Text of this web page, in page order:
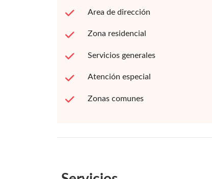
Area de dirección
Zona residencial
Servicios generales
Atención especial
Zonas comunes